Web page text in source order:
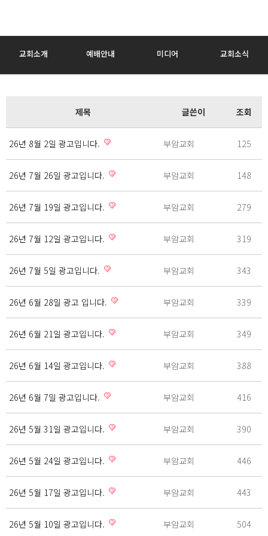
교회소개 예배안내 미디어 교회소식
제목 글쓴이 조회
26년 8월 2일 광고입니다. 부암교회 125
26년 7월 26일 광고입니다. 부암교회 148
26년 7월 19일 광고입니다. 부암교회 279
26년 7월 12일 광고입니다. 부암교회 319
26년 7월 5일 광고입니다. 부암교회 343
26년 6월 28일 광고 입니다. 부암교회 339
26년 6월 21일 광고입니다. 부암교회 349
26년 6월 14일 광고입니다. 부암교회 388
26년 6월 7일 광고입니다. 부암교회 416
26년 5월 31일 광고입니다. 부암교회 390
26년 5월 24일 광고입니다. 부암교회 446
26년 5월 17일 광고입니다. 부암교회 443
26년 5월 10일 광고입니다. 부암교회 504